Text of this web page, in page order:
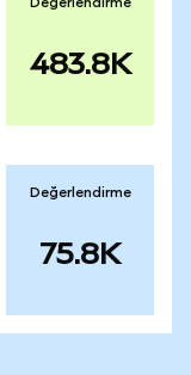
483.8K
Değerlendirme
75.8K